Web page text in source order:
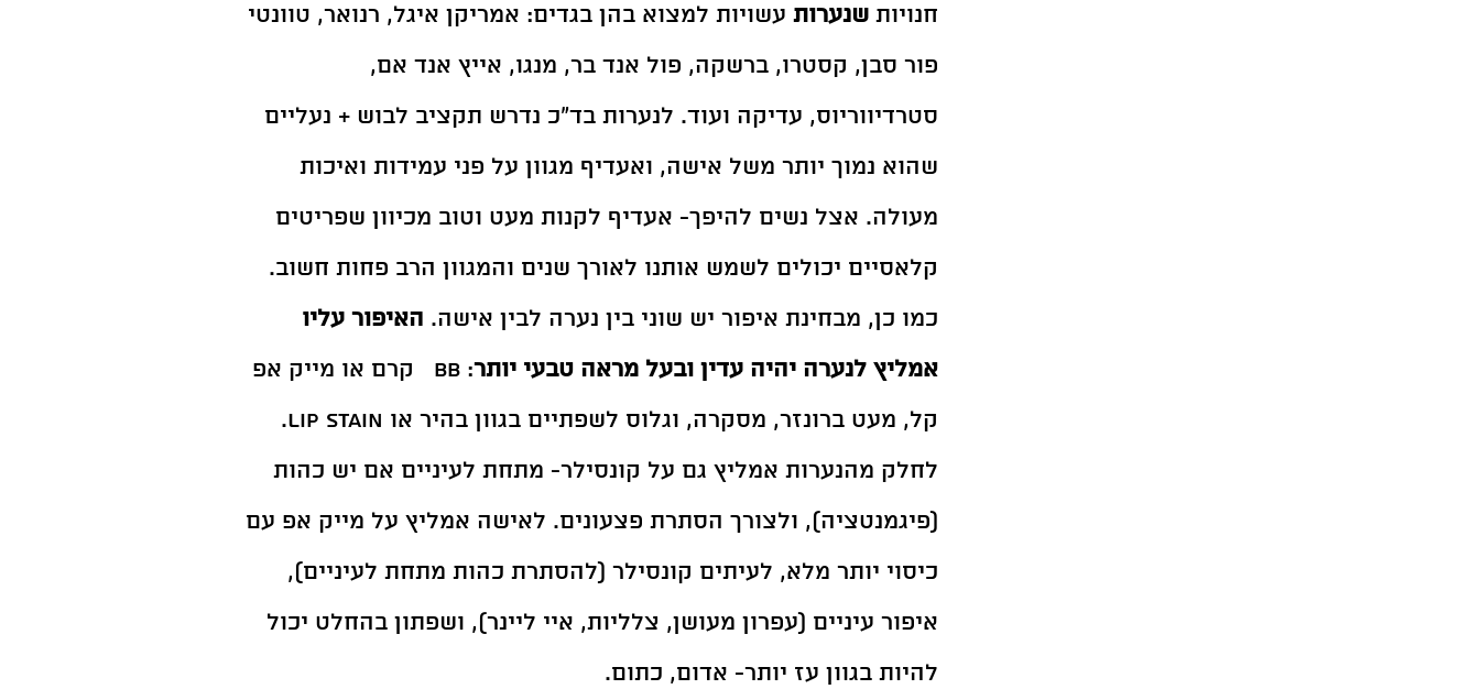
חנויות שנערות עשויות למצוא בהן בגדים: אמריקן איגל, רנואר, טוונטי
פור סבן, קסטרו, ברשקה, פול אנד בר, מנגו, אייץ אנד אם,
סטרדיווריוס, עדיקה ועוד. לנערות בד"כ נדרש תקציב לבוש + נעליים
שהוא נמוך יותר משל אישה, ואעדיף מגוון על פני עמידות ואיכות
מעולה. אצל נשים להיפך- אעדיף לקנות מעט וטוב מכיוון שפריטים
קלאסיים יכולים לשמש אותנו לאורך שנים והמגוון הרב פחות חשוב.
כמו כן, מבחינת איפור יש שוני בין נערה לבין אישה. האיפור עליו
אמליץ לנערה יהיה עדין ובעל מראה טבעי יותר
: bb   קרם או מייק אפ
קל, מעט ברונזר, מסקרה, וגלוס לשפתיים בגוון בהיר או lip stain.
לחלק מהנערות אמליץ גם על קונסילר- מתחת לעיניים אם יש כהות
(פיגמנטציה), ולצורך הסתרת פצעונים. לאישה אמליץ על מייק אפ עם
כיסוי יותר מלא, לעיתים קונסילר (להסתרת כהות מתחת לעיניים),
איפור עיניים (עפרון מעושן, צלליות, איי ליינר), ושפתון בהחלט יכול
להיות בגוון עז יותר- אדום, כתום.